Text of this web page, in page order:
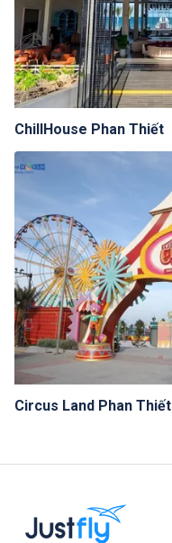
ChillHouse Phan Thiết
Circus Land Phan Thiết